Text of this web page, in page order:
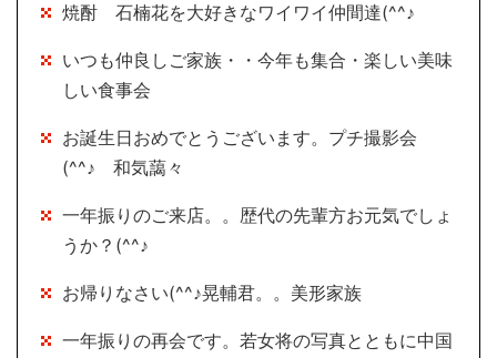
焼酎 石楠花を大好きなワイワイ仲間達(^^♪
いつも仲良しご家族・・今年も集合・楽しい美味
しい食事会
お誕生日おめでとうございます。プチ撮影会
(^^♪ 和気藹々
一年振りのご来店。。歴代の先輩方お元気でしょ
うか？(^^♪
お帰りなさい(^^♪晃輔君。。美形家族
一年振りの再会です。若女将の写真とともに中国